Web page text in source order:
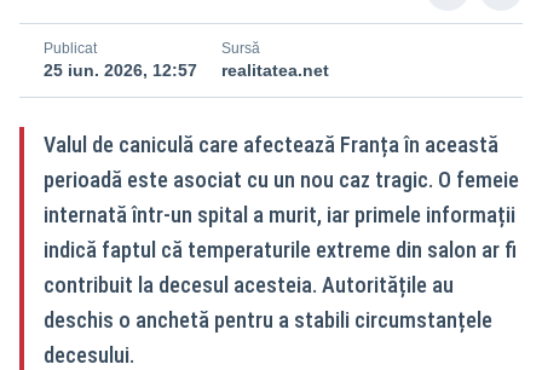
Publicat
25 iun. 2026, 12:57
Sursă
realitatea.net
Valul de caniculă care afectează Franța în această
perioadă este asociat cu un nou caz tragic. O femeie
internată într-un spital a murit, iar primele informații
indică faptul că temperaturile extreme din salon ar fi
contribuit la decesul acesteia. Autoritățile au
deschis o anchetă pentru a stabili circumstanțele
decesului.